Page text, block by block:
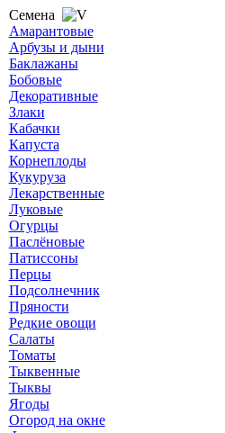
Семена
Амарантовые
Арбузы и дыни
Баклажаны
Бобовые
Декоративные
Злаки
Кабачки
Капуста
Корнеплоды
Кукуруза
Лекарственные
Луковые
Огурцы
Паслёновые
Патиссоны
Перцы
Подсолнечник
Пряности
Редкие овощи
Салаты
Томаты
Тыквенные
Тыквы
Ягоды
Огород на окне